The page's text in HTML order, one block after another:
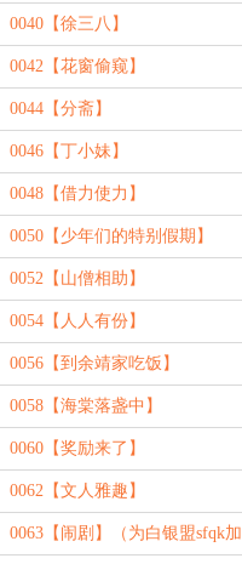
0040【徐三八】
0042【花窗偷窥】
0044【分斋】
0046【丁小妹】
0048【借力使力】
0050【少年们的特别假期】
0052【山僧相助】
0054【人人有份】
0056【到余靖家吃饭】
0058【海棠落盏中】
0060【奖励来了】
0062【文人雅趣】
0063【闹剧】（为白银盟sfqk加